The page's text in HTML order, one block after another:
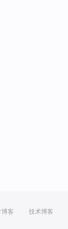
博客 技术博客